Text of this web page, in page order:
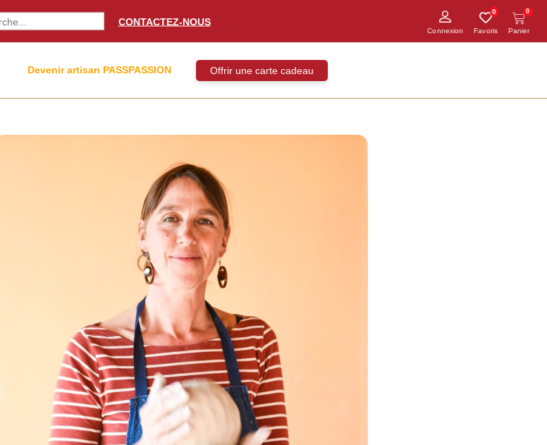
CONTACTEZ-NOUS
0 0
Devenir artisan PASSPASSION Offrir une carte cadeau